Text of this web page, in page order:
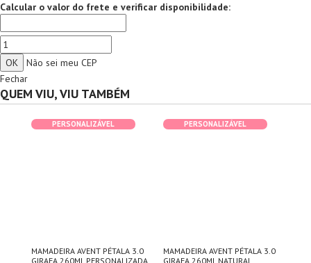
Calcular o valor do frete e verificar disponibilidade:
Não sei meu CEP
Fechar
QUEM VIU, VIU TAMBÉM
PERSONALIZÁVEL
MAMADEIRA AVENT PÉTALA 3.0
GIRAFA 260ML PERSONALIZADA
PERSONALIZÁVEL
MAMADEIRA AVENT PÉTALA 3.0
GIRAFA 260ML NATURAL